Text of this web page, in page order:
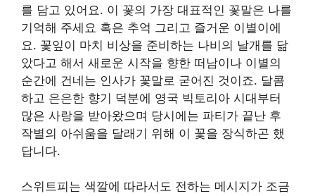
를 담고 있어요. 이 꽃의 가장 대표적인 꽃말은 나를
기억해 주세요 혹은 추억 그리고 즐거운 이별이에
요. 꽃잎이 마치 비상을 준비하는 나비의 날개를 닮
았다고 해서 새로운 시작을 향한 떠남이나 이별의
순간에 건네는 인사가 꽃말로 굳어진 것이죠. 달콤
하고 은은한 향기 덕분에 영국 빅토리아 시대부터
많은 사랑을 받아왔으며 당시에는 파티가 끝난 후
작별의 아쉬움을 달래기 위해 이 꽃을 장식하곤 했
답니다.
스위트피는 색깔에 따라서도 전하는 메시지가 조금